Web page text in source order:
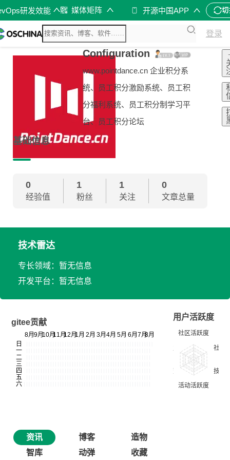
研发效能 媒体矩阵 开源中国APP
登录
Configuration
www.pointdance.cn 企业积分系
统、员工积分激励系统、员工积
分福利系统、员工积分制学习平
台、员工积分论坛
基础信息
0
经验值
1
粉丝
1
关注
0
文章总量
技术雷达
专长领域：暂无信息
开发平台：暂无信息
gitee贡献
用户活跃度
资讯 博客
造物
智库
动弹 收藏